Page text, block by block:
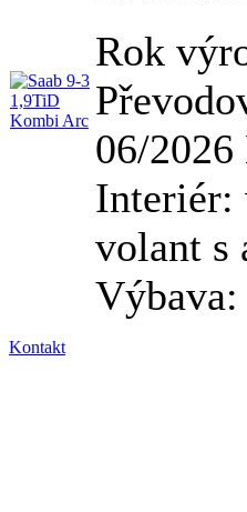
Rok
06/
Interiér:
volant s
Výbava:
Kontakt